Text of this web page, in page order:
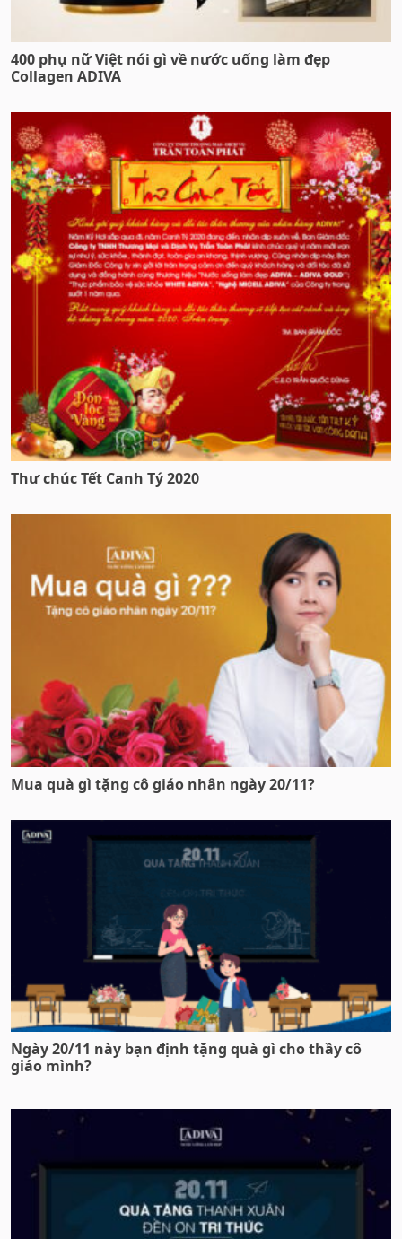
400 phụ nữ Việt nói gì về nước uống làm đẹp
Collagen ADIVA
Thư chúc Tết Canh Tý 2020
Mua quà gì tặng cô giáo nhân ngày 20/11?
Ngày 20/11 này bạn định tặng quà gì cho thầy cô
giáo mình?